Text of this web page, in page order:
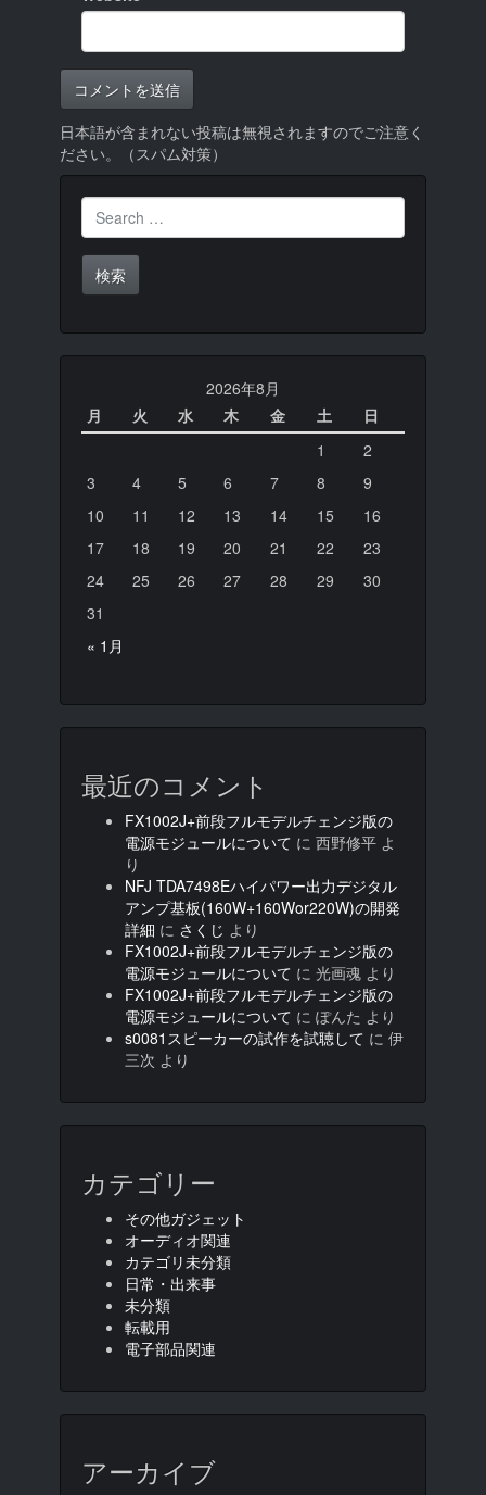
日本語が含まれない投稿は無視されますのでご注意く
ださい。（スパム対策）
Search for:
2026年8月
月
火 水 木 金 土 日
« 1月
1
2
3
4 5 6 7 8
9
10
11 12 13 14 15
16
17
18 19 20 21 22
23
24
25 26 27 28 29
30
31
最近のコメント
FX1002J+前段フルモデルチェンジ版の
電源モジュールについて に 西野修平 よ
り
NFJ TDA7498Eハイパワー出力デジタル
アンプ基板(160W+160Wor220W)の開発
詳細 に さくじ より
FX1002J+前段フルモデルチェンジ版の
電源モジュールについて に 光画魂 より
FX1002J+前段フルモデルチェンジ版の
電源モジュールについて に ぽんた より
s0081スピーカーの試作を試聴して に 伊
三次 より
カテゴリー
その他ガジェット
オーディオ関連
カテゴリ未分類
日常・出来事
未分類
転載用
電子部品関連
アーカイブ